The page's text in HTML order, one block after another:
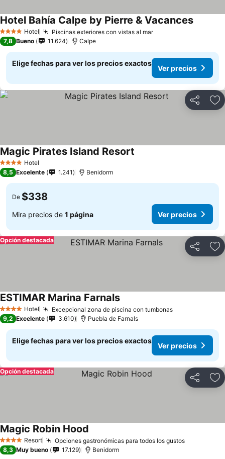
4 EstrellasHotel Piscinas exteriores con vistas al mar
Hotel Bahía Calpe by Pierre & Vacances
7,8 Bueno 11.624 Calpe
Elige fechas para ver los precios exactos
Ver precios
Compartir
4 EstrellasHotel
Magic Pirates Island Resort
8,5 Excelente 1.241 Benidorm
De $338
Mira precios de 1 página Ver precios
Compartir
Opción destacada
4 EstrellasHotel Excepcional zona de piscina con tumbonas
ESTIMAR Marina Farnals
9,2 Excelente 3.610 Puebla de Farnals
Elige fechas para ver los precios exactos
Ver precios
Compartir
Opción destacada
4 EstrellasResort Opciones gastronómicas para todos los gustos
Magic Robin Hood
8,3 Muy bueno 17.129 Benidorm